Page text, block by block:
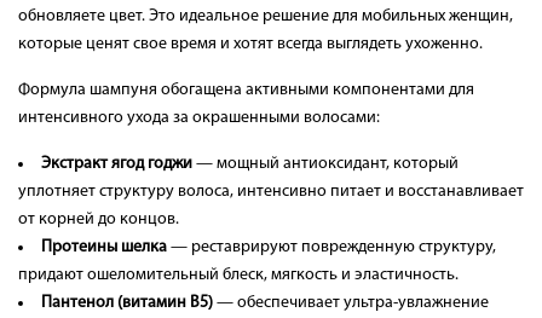
обновляете цвет. Это идеальное решение для мобильных женщин,
которые ценят свое время и хотят всегда выглядеть ухоженно.
Формула шампуня обогащена активными компонентами для
интенсивного ухода за окрашенными волосами:
Экстракт ягод годжи — мощный антиоксидант, который
уплотняет структуру волоса, интенсивно питает и восстанавливает
от корней до концов.
Протеины шелка — реставрируют поврежденную структуру,
придают ошеломительный блеск, мягкость и эластичность.
Пантенол (витамин B5) — обеспечивает ультра-увлажнение